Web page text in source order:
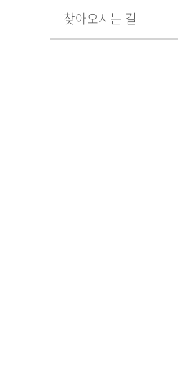
찾아오시는 길